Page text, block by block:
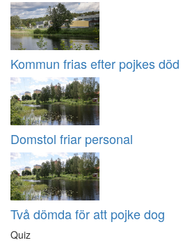
Kommun frias efter pojkes död
Domstol friar personal
Två dömda för att pojke dog
Quiz